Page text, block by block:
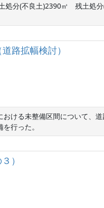
分(不良土)2390㎥　残土処
路拡幅検討）
ける未整備区間について、
行った。
）